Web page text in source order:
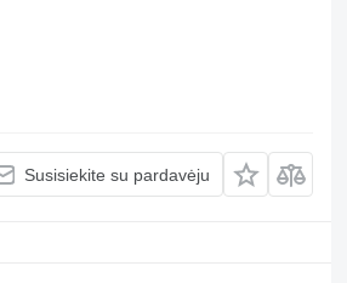
Susisiekite su pardavėju